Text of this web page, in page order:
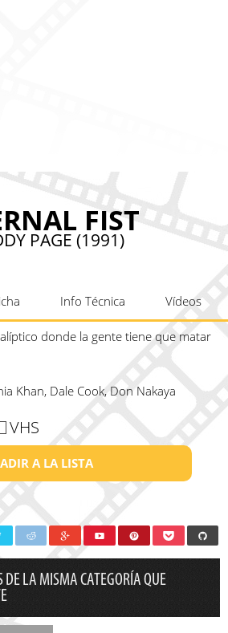
FIST
PAGE (1991)
Info Técnica Vídeos
donde la gente tiene que matar
Khan, Dale Cook, Don Nakaya
VHS
A LA LISTA
DE LA MISMA CATEGORÍA QUE